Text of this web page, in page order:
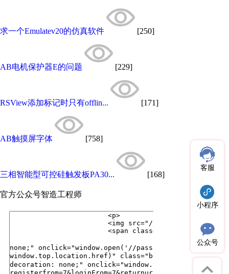
求一个Emulatev20的仿真软件 [250]
AB电机保护器E的问题 [229]
RSView添加标记时只有offlin... [171]
AB触摸屏字体 [758]
三相智能型可控硅触发板PA30... [168]
官方公众号智造工程师
客服
小程序
公众号